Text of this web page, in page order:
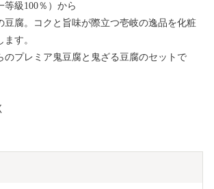
等級100％）から
豆腐。コクと旨味が際立つ壱岐の逸品を化粧
す。
のプレミア鬼豆腐と鬼ざる豆腐のセットで